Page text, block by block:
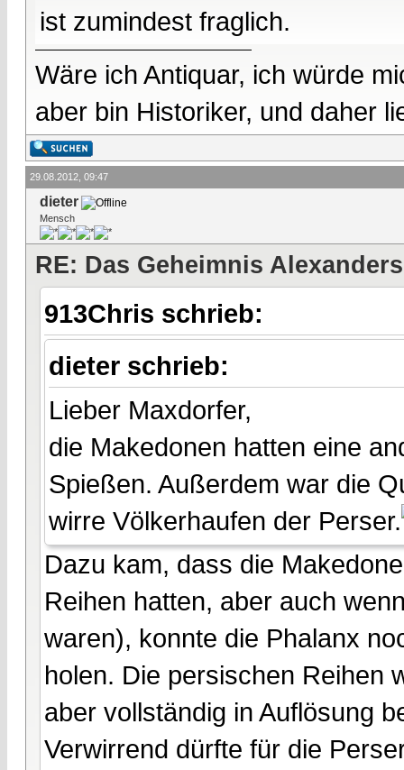
ist zumindest fraglich.
Wäre ich Antiquar, ich würde
aber bin Historiker, und daher
29.08.2012, 09:47
dieter
Mensch
RE: Das Geheimnis Alexanders
913Chris schrieb:
dieter schrieb:
Lieber Maxdorfer,
die Makedonen hatten eine
Spießen. Außerdem war die
wirre Völkerhaufen der Perser.
Dazu kam, dass die
Reihen hatten, aber auch
waren), konnte die Phalanx
holen. Die persischen Reihen
aber vollständig in Auflösung
Verwirrend dürfte für die